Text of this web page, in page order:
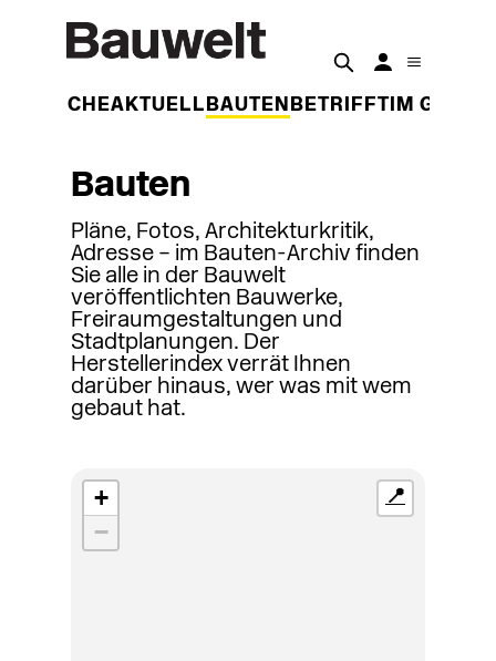
WOCHEAKTUELL BAUTEN BETRIFFT IM
Bauten
Pläne, Fotos, Architekturkritik,
Adresse – im Bauten-Archiv finden
Sie alle in der Bauwelt
veröffentlichten Bauwerke,
Freiraumgestaltungen und
Stadtplanungen. Der
Herstellerindex verrät Ihnen
darüber hinaus, wer was mit wem
gebaut hat.
+
−
📍